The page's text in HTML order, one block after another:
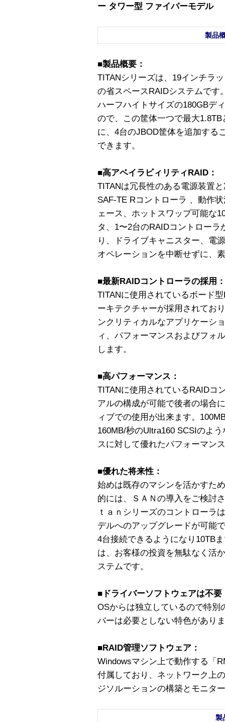
ー タワー型 ファイバーモデル
製品
■製品概要：
TITANシリーズは、19インチラ
の省スペースRAIDシステムです
ハーフハイトサイズの180GBデ
ので、この筐体一つで最大
に、4台のJBOD筐体を追加する
できます。
■高アベイラビィリティRAID：
TITANは冗長性のある電源装置
SAF-TE Rコントローラ 、動作
ェース、ホットスワップ可能な
タ、1〜2台のRAIDコントロー
り、ドライブキャニスター、電
オペレーションを中断せずに、
■最新RAIDコントローラの採用：
TITANに使用されているボード
ーキテクチャーが採用されてお
ンクリティカルなアプリケーシ
ィ、パフォーマンスおよびフォ
します。
■高パフォーマンス：
TITANに使用されているRAIDコ
アルの構成が可能で後者の場合
ィブでの使用が出来ます。
160MB/秒のUltra160 SCSIのよ
スに対して優れたパフォーマン
■優れた将来性：
始めは既存のマシンを活かすた
的には、ＳＡＮの導入をご検討
ｔａｎシリーズのコントローラ
デルへのアップグレードが可能
4台接続できるようになり10TB
は、お客様の投資を無駄なく活
ステムです。
■ドライバーソフトウェアは不要
OSからは独立しているので特
バーは必要としない特色があり
■RAID管理ソフトウェア：
Windowsマシン上で動作する「
付属しており、ネットワーク上
ジソルーションの構築とモニタ
製